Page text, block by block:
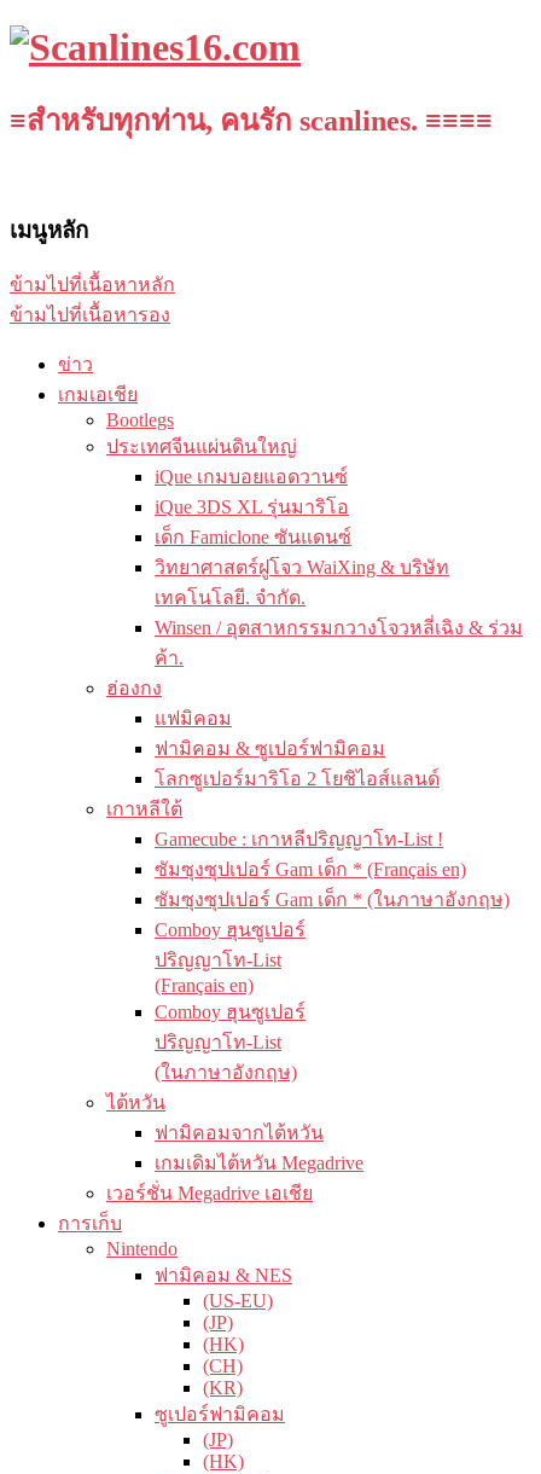
≡สำหรับทุกท่าน, คนรัก scanlines. ≡≡≡≡
เมนูหลัก
ข้ามไปที่เนื้อหาหลัก
ข้ามไปที่เนื้อหารอง
ข่าว
เกมเอเชีย
Bootlegs
ประเทศจีนแผ่นดินใหญ่
iQue เกมบอยแอดวานซ์
iQue 3DS XL รุ่นมาริโอ
เด็ก Famiclone ซันแดนซ์
วิทยาศาสตร์ฝูโจว WaiXing & บริษัท
เทคโนโลยี. จำกัด.
Winsen / อุตสาหกรรมกวางโจวหลี่เฉิง & ร่วม
ค้า.
ฮ่องกง
แฟมิคอม
ฟามิคอม & ซูเปอร์ฟามิคอม
โลกซูเปอร์มาริโอ 2 โยชิไอส์แลนด์
เกาหลีใต้
Gamecube : เกาหลีปริญญาโท-List !
ซัมซุงซุปเปอร์ Gam เด็ก * (Français en)
ซัมซุงซุปเปอร์ Gam เด็ก * (ในภาษาอังกฤษ)
Comboy ฮุนซูเปอร์
ปริญญาโท-List
(Français en)
Comboy ฮุนซูเปอร์
ปริญญาโท-List
(ในภาษาอังกฤษ)
ไต้หวัน
ฟามิคอมจากไต้หวัน
เกมเดิมไต้หวัน Megadrive
เวอร์ชั่น Megadrive เอเชีย
การเก็บ
Nintendo
ฟามิคอม & NES
(US-EU)
(JP)
(HK)
(CH)
(KR)
ซูเปอร์ฟามิคอม
(JP)
(HK)